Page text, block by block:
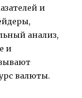
и
анализ,
и
валюты.